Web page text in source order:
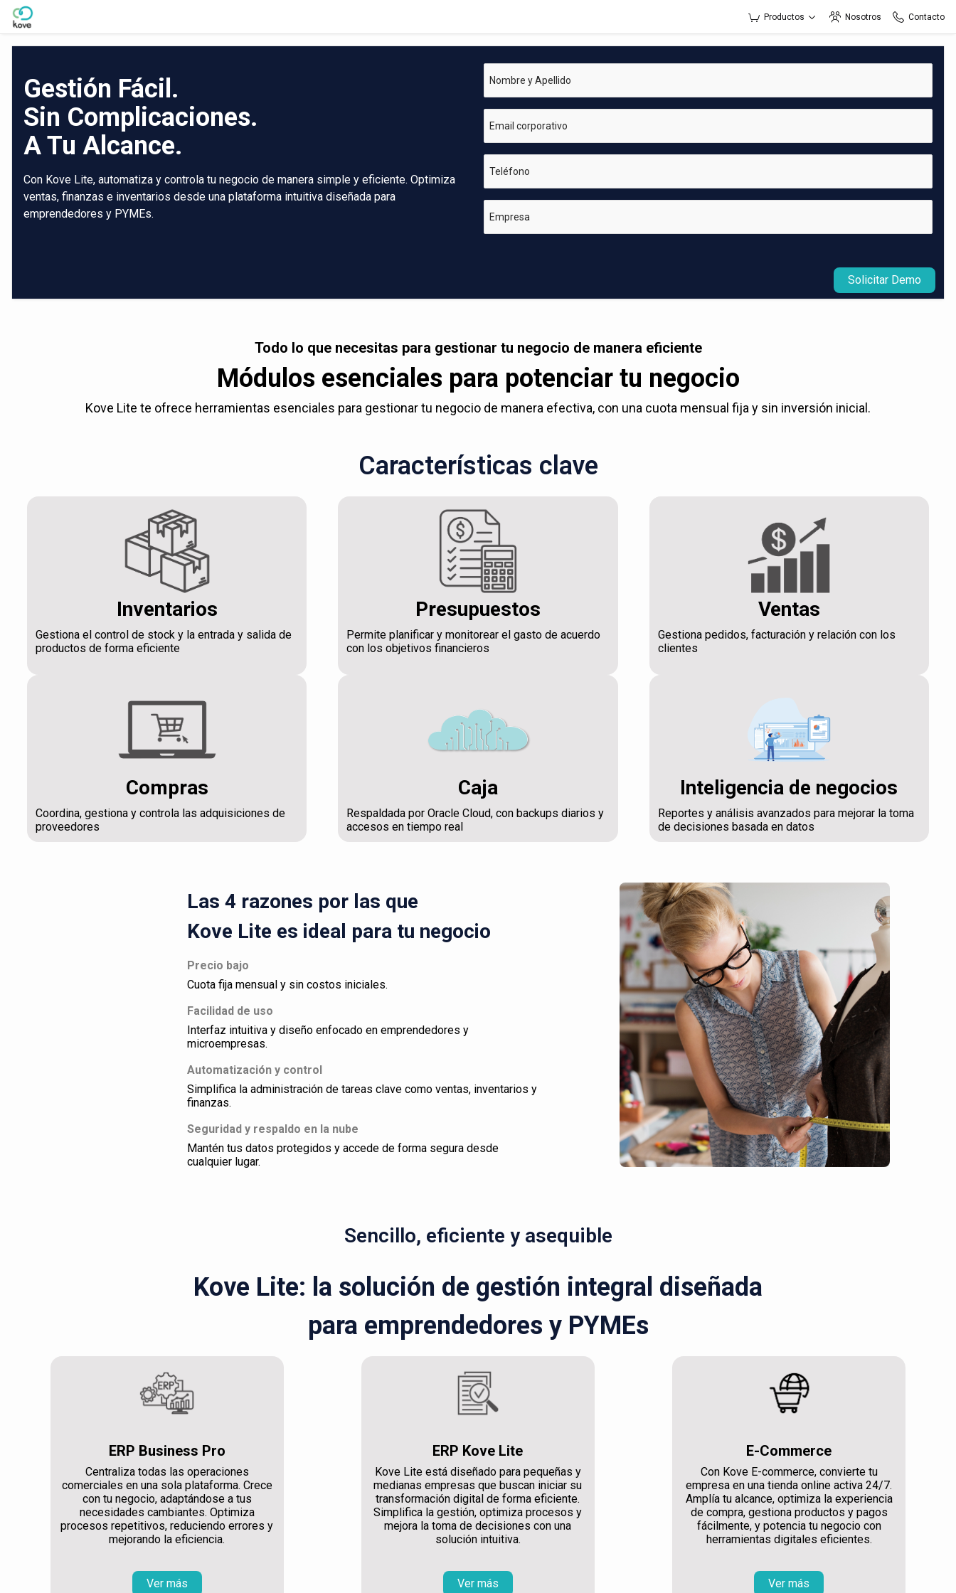
Skip to Main Content
Productos Nosotros Contacto
Gestión Fácil.
Sin Complicaciones.
A Tu Alcance.
Con Kove Lite, automatiza y controla tu negocio de manera simple y eficiente. Optimiza
ventas, finanzas e inventarios desde una plataforma intuitiva diseñada para
emprendedores y PYMEs.
Nombre y Apellido
Email corporativo
Teléfono
Empresa
Solicitar Demo
Todo lo que necesitas para gestionar tu negocio de manera eficiente
Módulos esenciales para potenciar tu negocio
Kove Lite te ofrece herramientas esenciales para gestionar tu negocio de manera efectiva, con una cuota mensual fija y sin inversión inicial.
Características clave
Inventarios
Gestiona el control de stock y la entrada y salida de
productos de forma eficiente
Presupuestos
Permite planificar y monitorear el gasto de acuerdo
con los objetivos financieros
Ventas
Gestiona pedidos, facturación y relación con los
clientes
Compras
Coordina, gestiona y controla las adquisiciones de
proveedores
Caja
Respaldada por Oracle Cloud, con backups diarios y
accesos en tiempo real
Inteligencia de negocios
Reportes y análisis avanzados para mejorar la toma
de decisiones basada en datos
Las 4 razones por las que
Kove Lite es ideal para tu negocio
Precio bajo
Cuota fija mensual y sin costos iniciales.
Facilidad de uso
Interfaz intuitiva y diseño enfocado en emprendedores y
microempresas.
Automatización y control
Simplifica la administración de tareas clave como ventas, inventarios y
finanzas.
Seguridad y respaldo en la nube
Mantén tus datos protegidos y accede de forma segura desde
cualquier lugar.
Sencillo, eficiente y asequible
Kove Lite: la solución de gestión integral diseñada
para emprendedores y PYMEs
ERP Business Pro
Centraliza todas las operaciones
comerciales en una sola plataforma. Crece
con tu negocio, adaptándose a tus
necesidades cambiantes. Optimiza
procesos repetitivos, reduciendo errores y
mejorando la eficiencia.
Ver más
ERP Kove Lite
Kove Lite está diseñado para pequeñas y
medianas empresas que buscan iniciar su
transformación digital de forma eficiente.
Simplifica la gestión, optimiza procesos y
mejora la toma de decisiones con una
solución intuitiva.
Ver más
E-Commerce
Con Kove E-commerce, convierte tu
empresa en una tienda online activa 24/7.
Amplía tu alcance, optimiza la experiencia
de compra, gestiona productos y pagos
fácilmente, y potencia tu negocio con
herramientas digitales eficientes.
Ver más